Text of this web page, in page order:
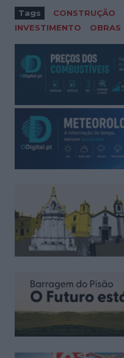
Tags CONSTRUÇÃO
INVESTIMENTO
OBRAS